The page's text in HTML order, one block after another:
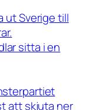
ut Sverige till
sitta i en
att skjuta ner